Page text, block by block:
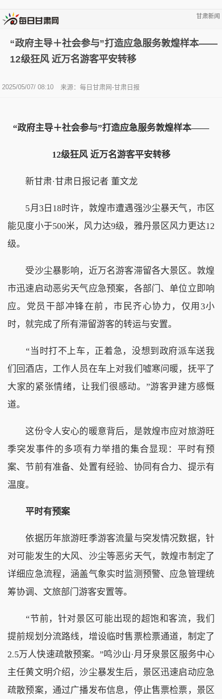
甘肃新闻
“政府主导＋社会参与”打造应急服务敦煌样本——
12级狂风 近万名游客平安转移
2025/05/07/ 08:10 来源：每日甘肃网-甘肃日报
“政府主导＋社会参与”打造应急服务敦煌样本——
12级狂风 近万名游客平安转移
新甘肃·甘肃日报记者 董文龙
5月3日18时许，敦煌市遭遇强沙尘暴天气，市区
能见度小于500米，风力达9级，雅丹景区风力更达12
级。
受沙尘暴影响，近万名游客滞留各大景区。敦煌
市迅速启动恶劣天气应急预案，各部门、单位立即响
应。党员干部冲锋在前，市民齐心协力，仅用3小
时，就完成了所有滞留游客的转运与安置。
“当时打不上车，正着急，没想到政府派车送我
们回酒店，工作人员在车上对我们嘘寒问暖，抚平了
大家的紧张情绪，让我们很感动。”游客尹建方感慨
道。
这份令人安心的暖意背后，是敦煌市应对旅游旺
季突发事件的多项有力举措的集合显现：平时有预
案、节前有准备、处置有经验、协同有合力、提示有
温度。
平时有预案
依据历年旅游旺季游客流量与突发情况数据，针
对可能发生的大风、沙尘等恶劣天气，敦煌市制定了
详细应急流程，涵盖气象实时监测预警、应急管理统
筹协调、文旅部门游客安置等。
“节前，针对景区可能出现的超饱和客流，我们
提前规划分流路线，增设临时售票检票通道，制定了
2.5万人快速疏散预案。”鸣沙山·月牙泉景区服务中心
主任黄文明介绍，沙尘暴发生后，景区迅速启动应急
疏散预案，通过广播发布信息，停止售票检票，景区